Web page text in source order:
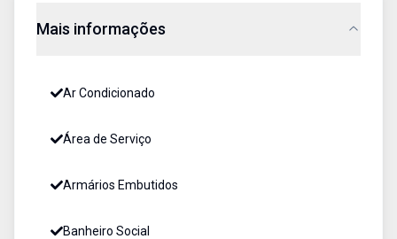
Mais informações
Ar Condicionado
Área de Serviço
Armários Embutidos
Banheiro Social